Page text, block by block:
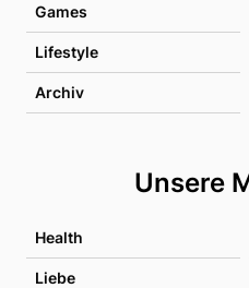
Games
Lifestyle
Archiv
Unsere
Health
Liebe